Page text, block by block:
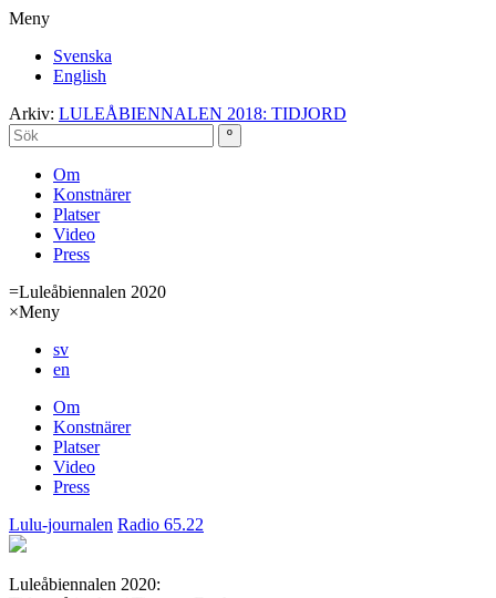
Meny
Svenska
English
Arkiv: LULEÅBIENNALEN 2018: TIDJORD
Om
Konstnärer
Platser
Video
Press
=Luleåbiennalen 2020
×Meny
sv
en
Om
Konstnärer
Platser
Video
Press
Lulu-journalen Radio 65.22
Luleåbiennalen 2020: